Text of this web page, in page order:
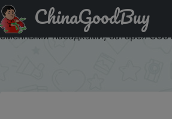
Код на знижку SEAGO13 2 зубных
автоматическая
сменными насадками, батарея
ChinaGoodBuy